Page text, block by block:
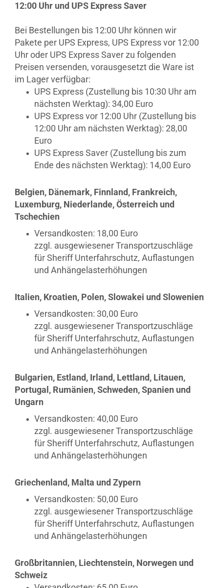
12:00 Uhr und UPS Express Saver
Bei Bestellungen bis 12:00 Uhr können wir
Pakete per UPS Express, UPS Express vor 12:00
Uhr oder UPS Express Saver zu folgenden
Preisen versenden, vorausgesetzt die Ware ist
im Lager verfügbar:
UPS Express (Zustellung bis 10:30 Uhr am
nächsten Werktag): 34,00 Euro
UPS Express vor 12:00 Uhr (Zustellung bis
12:00 Uhr am nächsten Werktag): 28,00
Euro
UPS Express Saver (Zustellung bis zum
Ende des nächsten Werktag): 14,00 Euro
Belgien, Dänemark, Finnland, Frankreich,
Luxemburg, Niederlande, Österreich und
Tschechien
Versandkosten: 18,00 Euro
zzgl. ausgewiesener Transportzuschläge
für Sheriff Unterfahrschutz, Auflastungen
und Anhängelasterhöhungen
Italien, Kroatien, Polen, Slowakei und Slowenien
Versandkosten: 30,00 Euro
zzgl. ausgewiesener Transportzuschläge
für Sheriff Unterfahrschutz, Auflastungen
und Anhängelasterhöhungen
Bulgarien, Estland, Irland, Lettland, Litauen,
Portugal, Rumänien, Schweden, Spanien und
Ungarn
Versandkosten: 40,00 Euro
zzgl. ausgewiesener Transportzuschläge
für Sheriff Unterfahrschutz, Auflastungen
und Anhängelasterhöhungen
Griechenland, Malta und Zypern
Versandkosten: 50,00 Euro
zzgl. ausgewiesener Transportzuschläge
für Sheriff Unterfahrschutz, Auflastungen
und Anhängelasterhöhungen
Großbritannien, Liechtenstein, Norwegen und
Schweiz